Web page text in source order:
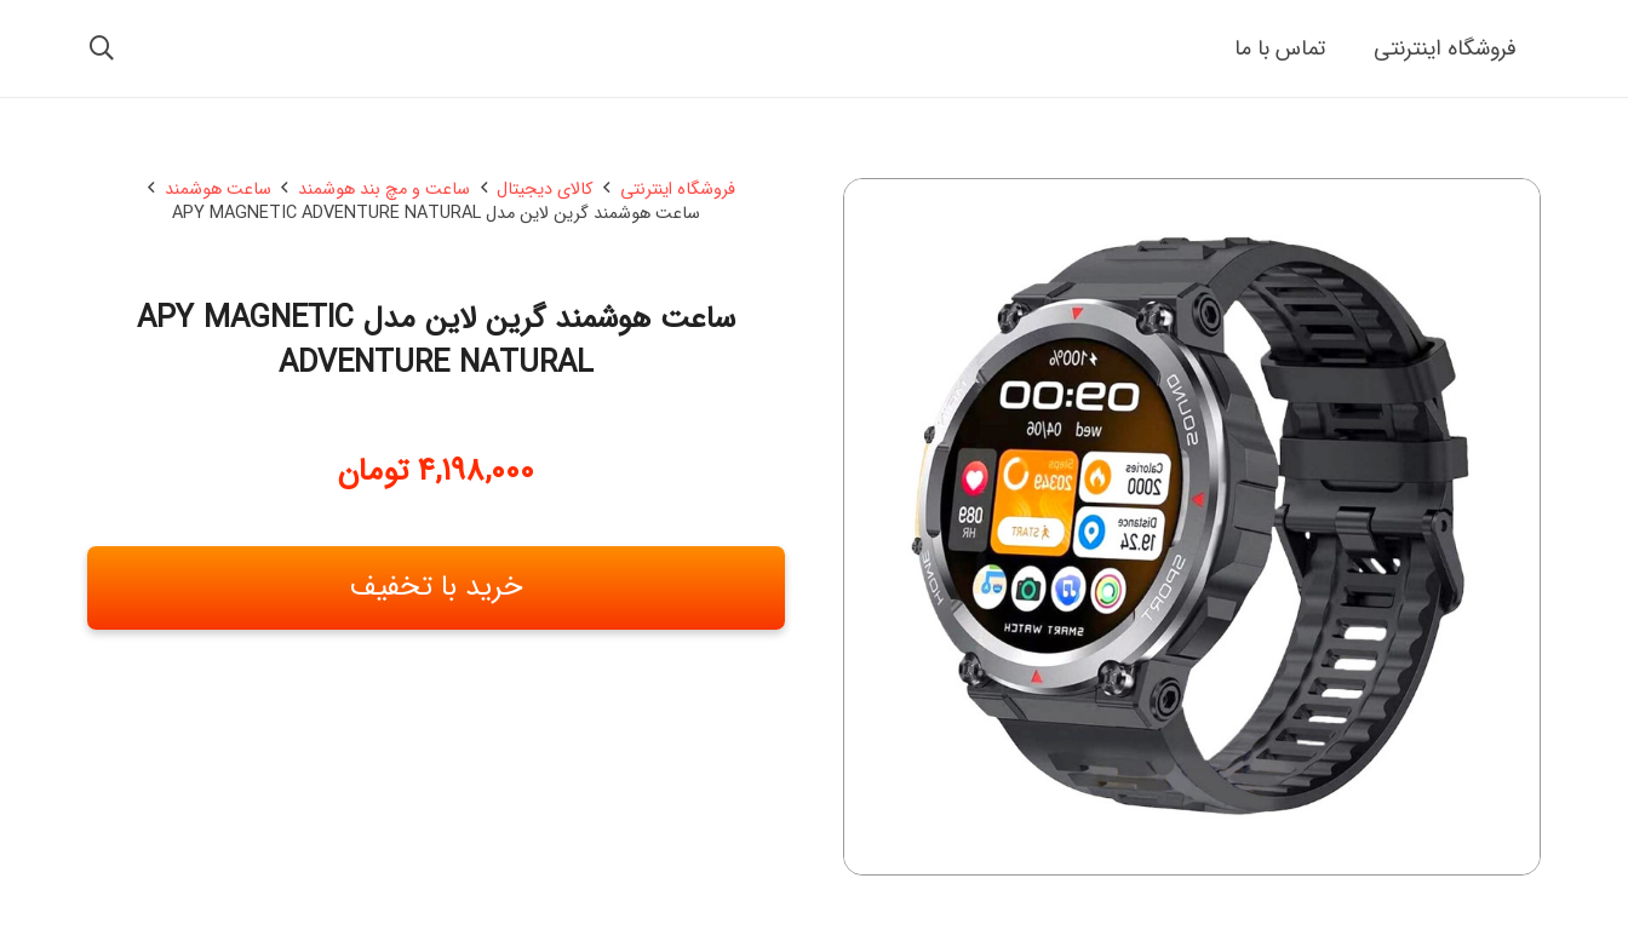
فروشگاه اینترنتی تماس با ما
فروشگاه اینترنتی کالای دیجیتال ساعت و مچ بند هوشمند
ساعت هوشمند
ساعت هوشمند گرین لاین مدل APY MAGNETIC ADVENTURE NATURAL
ساعت هوشمند گرین لاین مدل APY MAGNETIC
ADVENTURE NATURAL
4,198,000 تومان
خرید با تخفیف